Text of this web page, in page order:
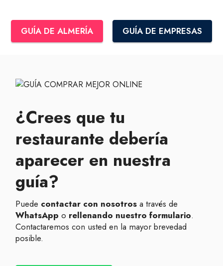
GUÍA DE ALMERÍA GUÍA DE EMPRESAS
¿Crees que tu
restaurante debería
aparecer en nuestra
guía?
Puede contactar con nosotros a través de
WhatsApp o rellenando nuestro formulario.
Contactaremos con usted en la mayor brevedad
posible.